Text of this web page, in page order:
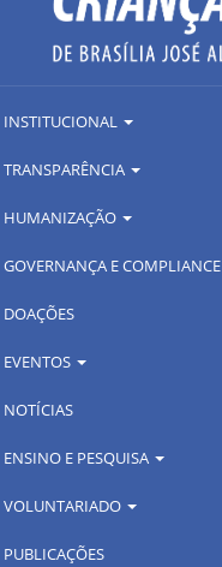
INSTITUCIONAL
TRANSPARÊNCIA
HUMANIZAÇÃO
GOVERNANÇA E COMPLIANCE
DOAÇÕES
EVENTOS
NOTÍCIAS
ENSINO E PESQUISA
VOLUNTARIADO
PUBLICAÇÕES